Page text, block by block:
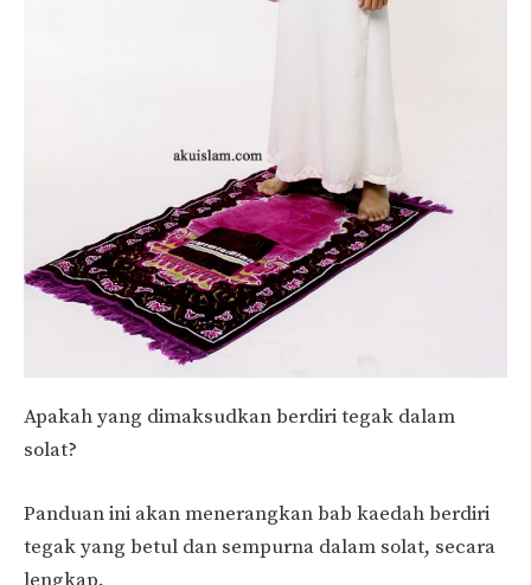
Apakah yang dimaksudkan berdiri tegak dalam
solat?
Panduan ini akan menerangkan bab kaedah berdiri
tegak yang betul dan sempurna dalam solat, secara